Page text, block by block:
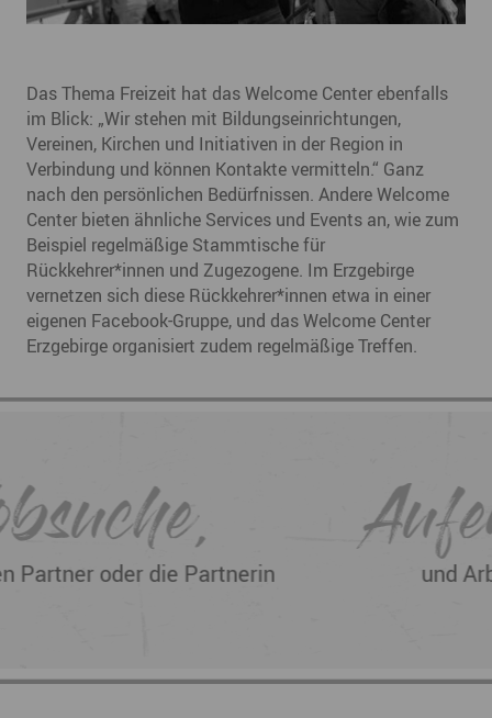
Das Thema Freizeit hat das Welcome Center ebenfalls
im Blick: „Wir stehen mit Bildungseinrichtungen,
Vereinen, Kirchen und Initiativen in der Region in
Verbindung und können Kontakte vermitteln.“ Ganz
nach den persönlichen Bedürfnissen. Andere Welcome
Center bieten ähnliche Services und Events an, wie zum
Beispiel regelmäßige Stammtische für
Rückkehrer*innen und Zugezogene. Im Erzgebirge
vernetzen sich diese Rückkehrer*innen etwa in einer
eigenen Facebook-Gruppe, und das Welcome Center
Erzgebirge organisiert zudem regelmäßige Treffen.
Aufenthalts-
und Arbeitserlaubnis